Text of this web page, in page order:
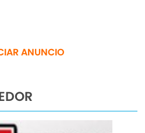
DESDE 163 EUROS .
S&S Live en Cádiz, del
potencia. Gasolina,
ANUNCIO